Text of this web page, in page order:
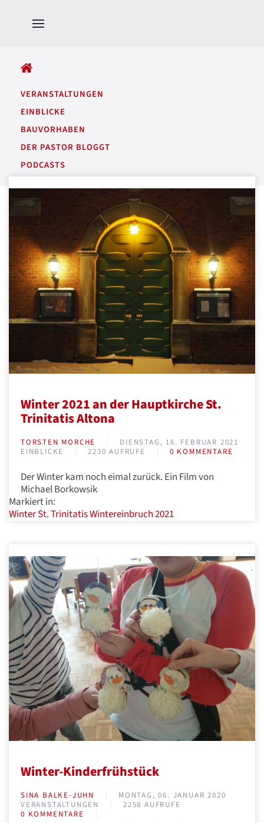
VERANSTALTUNGEN
EINBLICKE
BAUVORHABEN
DER PASTOR BLOGGT
PODCASTS
Winter 2021 an der Hauptkirche St.
Trinitatis Altona
TORSTEN MORCHE
DIENSTAG, 16. FEBRUAR 2021
EINBLICKE
2230 AUFRUFE 0 KOMMENTARE
Der Winter kam noch eimal zurück. Ein Film von
Michael Borkowsik
Markiert in:
WinterSt. TrinitatisWintereinbruch 2021
Winter-Kinderfrühstück
SINA BALKE-JUHN
MONTAG, 06. JANUAR 2020
VERANSTALTUNGEN
2258 AUFRUFE
0 KOMMENTARE